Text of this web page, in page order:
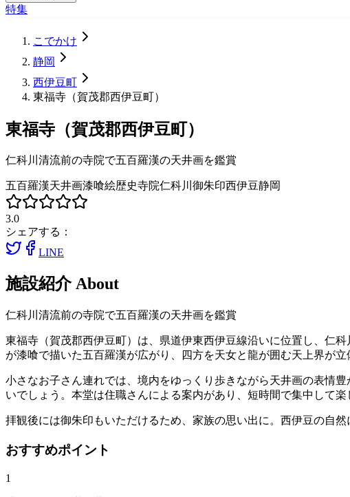
特集
こでかけ
静岡
西伊豆町
東福寺（賀茂郡西伊豆町）
東福寺（賀茂郡西伊豆町）
仁科川清流前の寺院で五百羅漢の天井画を鑑賞
五百羅漢天井画漆喰絵歴史寺院仁科川 御朱印西伊豆静岡
3.0
シェアする：
LINE
施設紹介 About
仁科川清流前の寺院で五百羅漢の天井画を鑑賞
東福寺（賀茂郡西伊豆町）は、県道伊東西伊豆線沿いに位置し、仁
が漆喰で描いた五百羅漢が広がり、四方を天女と龍が囲む天上界が立
小さなお子さん連れでは、境内をゆっくり歩きながら天井画の表情
いでしょう。本堂は住職さんによる案内があり、短時間で集中して
拝観後には御朱印もいただけるため、家族の思い出に。西伊豆の自
おすすめポイント
1